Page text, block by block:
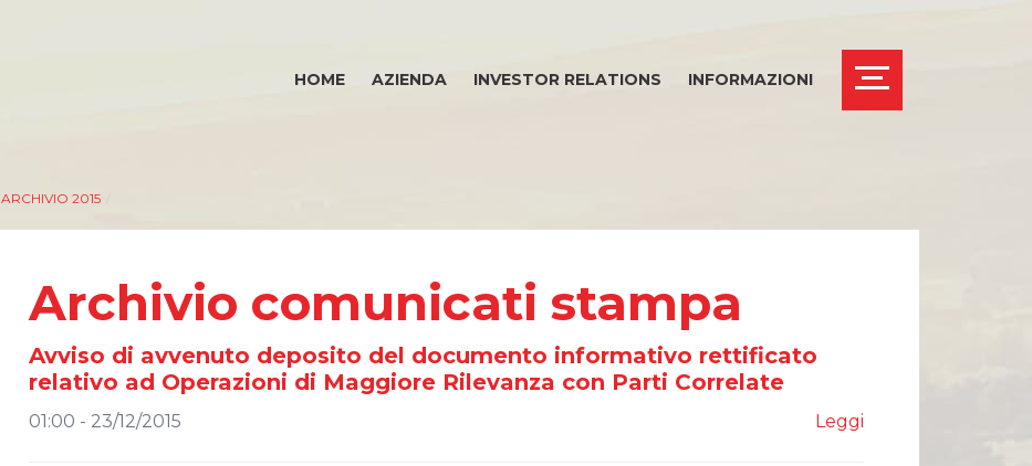
HOME AZIENDA INVESTOR RELATIONS INFORMAZIONI
ARCHIVIO 2015
Archivio comunicati stampa
Avviso di avvenuto deposito del documento informativo rettificato
relativo ad Operazioni di Maggiore Rilevanza con Parti Correlate
01:00 - 23/12/2015 Leggi